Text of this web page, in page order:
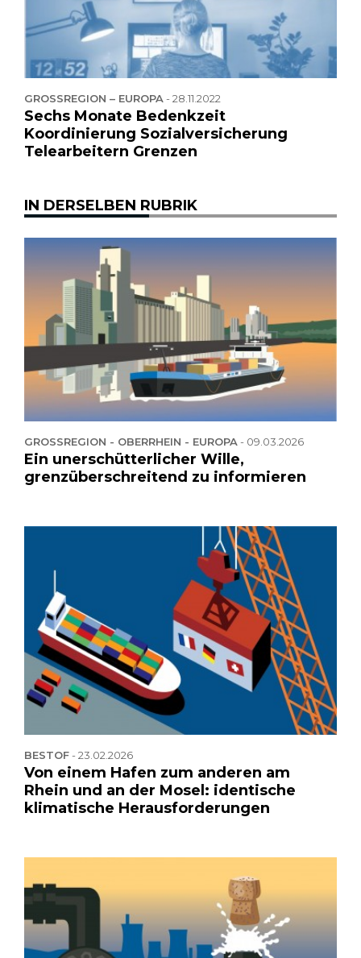
GROSSREGION – EUROPA -28.11.2022
Sechs Monate Bedenkzeit
Koordinierung Sozialversicherung
Telearbeitern Grenzen
IN DERSELBEN RUBRIK
GROSSREGION - OBERRHEIN - EUROPA- 09.03.2026
Ein unerschütterlicher Wille,
grenzüberschreitend zu informieren
BESTOF-23.02.2026
Von einem Hafen zum anderen am
Rhein und an der Mosel: identische
klimatische Herausforderungen